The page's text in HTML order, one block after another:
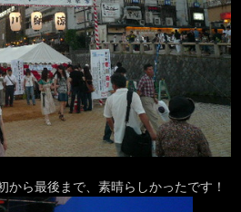
から最後まで、素晴らしかったです！